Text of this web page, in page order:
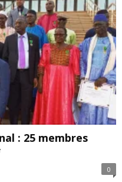
: 25 membres
0